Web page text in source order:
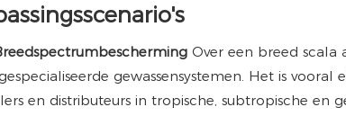
Over een breed scala
gewassensystemen. Het is
en distributeurs in tropische, subtropische en